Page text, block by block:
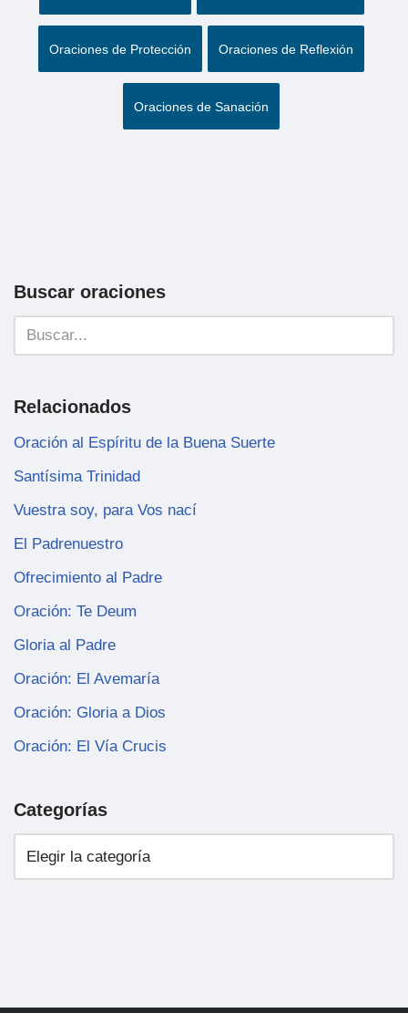
Oraciones de Protección Oraciones de Reflexión
Oraciones de Sanación
Buscar oraciones
Relacionados
Oración al Espíritu de la Buena Suerte
Santísima Trinidad
Vuestra soy, para Vos nací
El Padrenuestro
Ofrecimiento al Padre
Oración: Te Deum
Gloria al Padre
Oración: El Avemaría
Oración: Gloria a Dios
Oración: El Vía Crucis
Categorías